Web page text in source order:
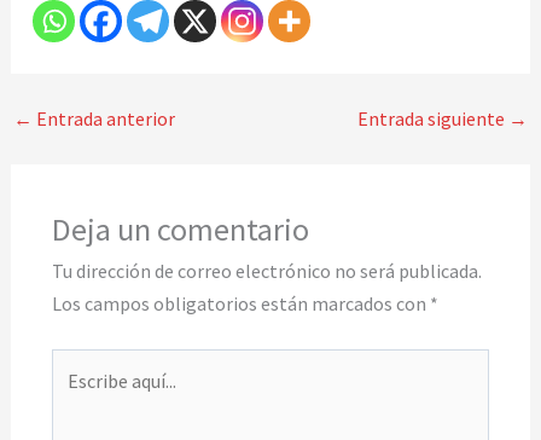
← Entrada anterior Entrada siguiente →
Deja un comentario
Tu dirección de correo electrónico no será publicada.
Los campos obligatorios están marcados con *
aquí...